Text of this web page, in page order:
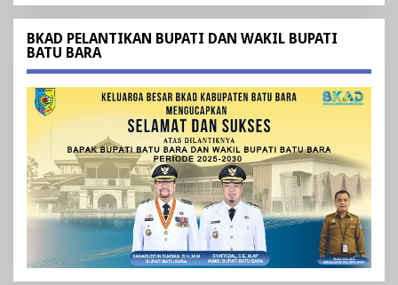
BKAD PELANTIKAN BUPATI DAN WAKIL BUPATI
BATU BARA